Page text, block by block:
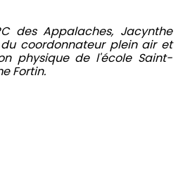
des Appalaches, Jacynthe
coordonnateur plein air et
physique de l'école Saint-
Fortin.